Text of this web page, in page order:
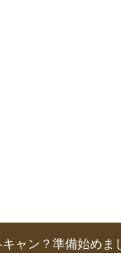
ャン？準備始めま